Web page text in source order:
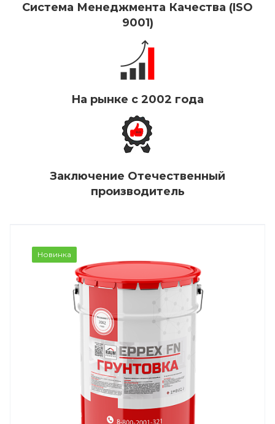
Система Менеджмента Качества (ISO
9001)
На рынке с 2002 года
Заключение Отечественный
производитель
Новинка